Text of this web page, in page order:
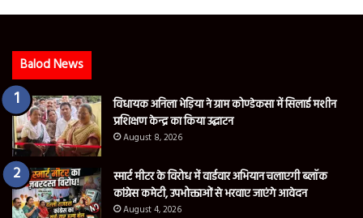
Balod News
विधायक अनिला भेड़िया ने ग्राम कोण्डेकसा में सिलाई मशीन
प्रशिक्षण केन्द्र का किया उद्घाटन
August 8, 2026
स्मार्ट मीटर के विरोध में वार्डवार अभियान चलाएगी ब्लॉक
कांग्रेस कमेटी, उपभोक्ताओं से भरवाए जाएंगे आवेदन
August 4, 2026